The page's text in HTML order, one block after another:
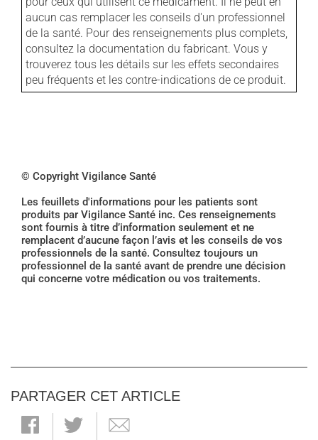
aucun cas remplacer les conseils d'un professionnel
de la santé. Pour des renseignements plus complets,
consultez la documentation du fabricant. Vous y
trouverez tous les détails sur les effets secondaires
peu fréquents et les contre-indications de ce produit.
© Copyright Vigilance Santé
Les feuillets d'informations pour les patients sont
produits par Vigilance Santé inc. Ces renseignements
sont fournis à titre d’information seulement et ne
remplacent d’aucune façon l’avis et les conseils de vos
professionnels de la santé. Consultez toujours un
professionnel de la santé avant de prendre une décision
qui concerne votre médication ou vos traitements.
PARTAGER CET ARTICLE